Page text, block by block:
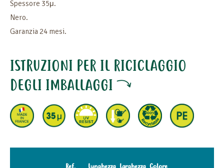
Spessore 35μ.
Nero.
Garanzia 24 mesi.
ISTRUZIONI PER IL RICICLAGGIO
DEGLI IMBALLAGGI